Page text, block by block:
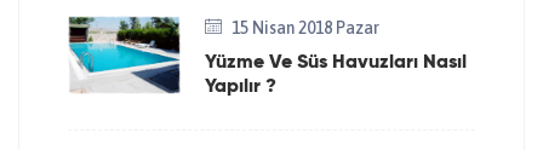
15 Nisan 2018 Pazar
Yüzme Ve Süs Havuzları Nasıl
Yapılır ?